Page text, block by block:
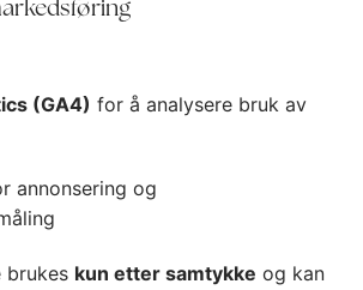
(GA4) for å analysere bruk av
annonsering og
brukes kun etter samtykke og kan